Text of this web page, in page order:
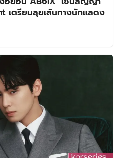
เตรียมลุยเส้นทางนักแสดง